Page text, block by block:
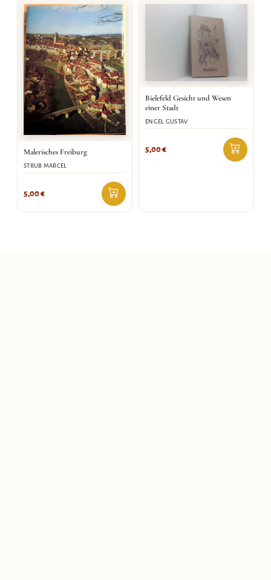
Malerisches Freiburg
STRUB MARCEL
5,00€
Bielefeld Gesicht und Wesen
einer Stadt
ENGEL GUSTAV
5,00€